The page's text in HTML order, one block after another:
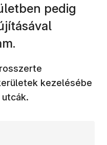
pedig
meg)
kezelésébe